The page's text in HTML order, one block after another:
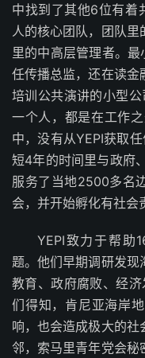
中找到了其他6位有着
人的核心团队，团队里
里的中高层管理者。
任传播总监，还在读金
培训公共演讲的小型
一个人，都是在工作
中，没有从YEPI获取
短4年的时间里与政府
服务了当地2500多名
会，并开始孵化有社会
YEPI致力于帮助
题。他们早期调研发现
教育、政府腐败、经
们得知，肯尼亚海岸
响，也会造成极大的社
邻，索马里青年党会秘